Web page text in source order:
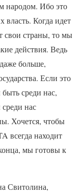
народом. Ибо это
власть. Когда идет
свои страны, то мы
действия. Ведь
больше,
Если это
среди нас,
нас
Хочется, чтобы
всегда находит
мы готовы к
Свитолина,